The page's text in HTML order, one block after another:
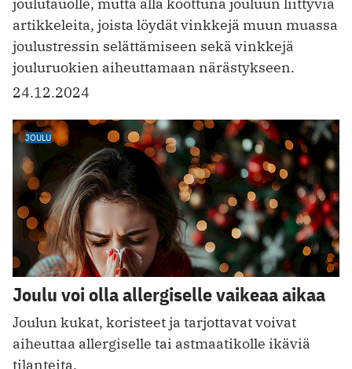
joulutauolle, mutta alla koottuna jouluun liittyviä
artikkeleita, joista löydät vinkkejä muun muassa
joulustressin selättämiseen sekä vinkkejä
jouluruokien aiheuttamaan närästykseen.
24.12.2024
JOULU
Joulu voi olla allergiselle vaikeaa aikaa
Joulun kukat, koristeet ja tarjottavat voivat
aiheuttaa allergiselle tai astmaatikolle ikäviä
tilanteita.